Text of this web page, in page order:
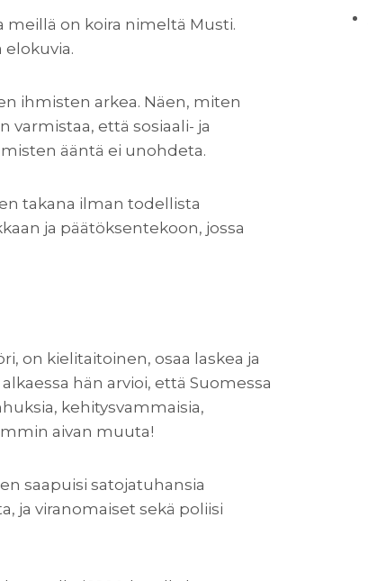
meillä on koira nimeltä Musti.
elokuvia.
ihmisten arkea. Näen, miten
varmistaa, että sosiaali- ja
ääntä ei unohdeta.
takana ilman todellista
ja päätöksentekoon, jossa
on kielitaitoinen, osaa laskea ja
hän arvioi, että Suomessa
kehitysvammaisia,
aivan muuta!
saapuisi satojatuhansia
ja viranomaiset sekä poliisi